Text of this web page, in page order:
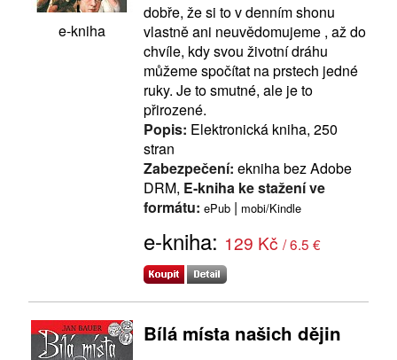
e-kniha
dobře, že si to v denním shonu
vlastně ani neuvědomujeme , až do
chvíle, kdy svou životní dráhu
můžeme spočítat na prstech jedné
ruky. Je to smutné, ale je to
přirozené.
Popis: Elektronická kniha, 250
stran
Zabezpečení: ekniha bez Adobe
DRM, E-kniha ke stažení ve
formátu: ePub | mobi/Kindle
e-kniha: 129 Kč / 6.5 €
Bílá místa našich dějin